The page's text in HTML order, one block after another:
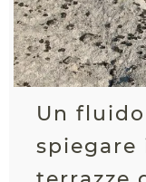
Un
spiegare